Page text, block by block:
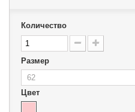
Количество
Размер
Цвет